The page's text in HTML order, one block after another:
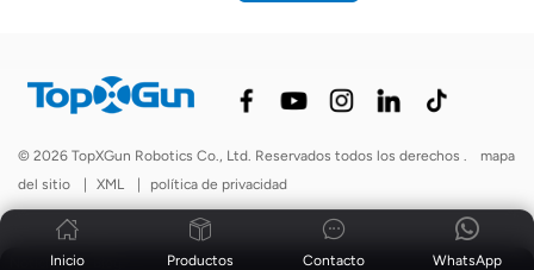
Noticias |
© 2026 TopXGun Robotics Co., Ltd. Reservados todos los derechos .
mapa
del sitio
| XML | política de privacidad
Inicio Productos WhatsApp
Contacto